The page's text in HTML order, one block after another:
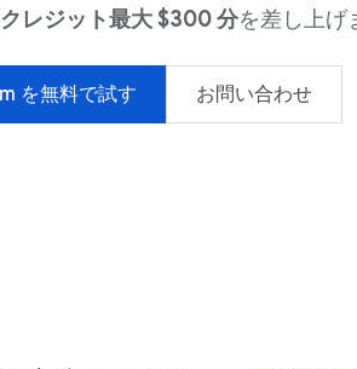
レジット最大 $300 分を差し上げ
を無料で試す お問い合わせ